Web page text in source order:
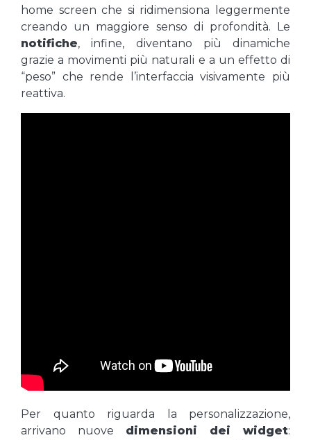
home screen che si ridimensiona leggermente
creando un maggiore senso di profondità. Le
notifiche, infine, diventano più dinamiche
grazie a movimenti più naturali e a un effetto di
“peso” che rende l’interfaccia visivamente più
reattiva.
Per quanto riguarda la personalizzazione,
arrivano nuove dimensioni dei widget: